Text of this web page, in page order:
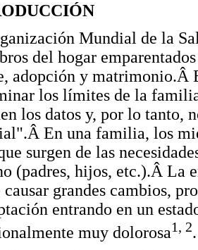
Mundial de la
del hogar
adopción y matrimonio.Â
los límites de la
los datos y, por lo tanto,
En una familia, los
surgen de las
(padres, hijos, etc.).Â La
causar grandes cambios,
entrando en un
muy dolorosa1, 2.